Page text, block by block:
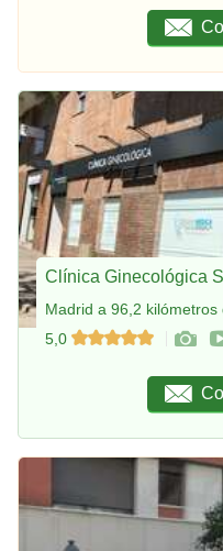
Clínica Ginecológica
Madrid a 96,2
5,0